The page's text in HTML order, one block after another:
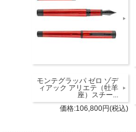
モンテグラッパ ゼロ ゾデ
ィアック アリエテ（牡羊
座）スチー...
価格:106,800円(税込)